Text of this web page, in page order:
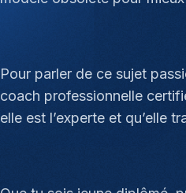
Pour parler de ce sujet
coach professionnelle
elle est l’experte et qu’elle